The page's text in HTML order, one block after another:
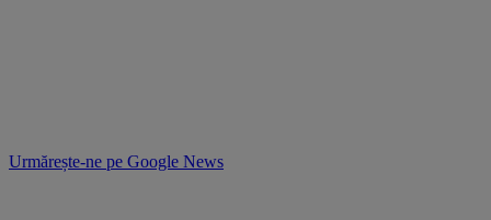
Urmărește-ne pe Google News